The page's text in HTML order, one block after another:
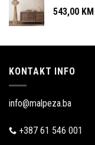
543,00 KM
KONTAKT INFO
info@malpeza.ba
+387 61 546 001